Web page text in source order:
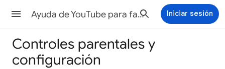
Ayuda de YouTube para familias Iniciar sesión
Controles parentales y
configuración